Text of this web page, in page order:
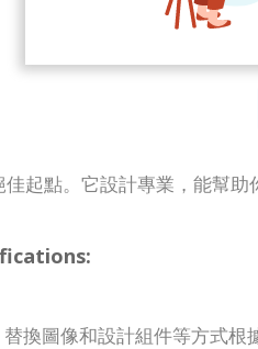
起點。它設計專業，能幫助
換圖像和設計組件等方式根